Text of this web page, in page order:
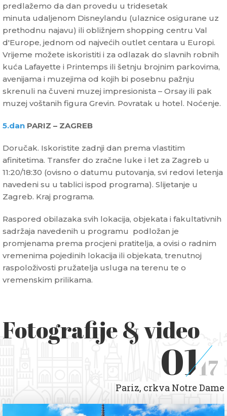
predlažemo da dan provedu u tridesetak
minuta udaljenom Disneylandu (ulaznice osigurane uz
prethodnu najavu) ili obližnjem shopping centru Val
d'Europe, jednom od najvećih outlet centara u Europi.
Vrijeme možete iskoristiti i za odlazak do slavnih robnih
kuća Lafayette i Printemps ili šetnju brojnim parkovima,
avenijama i muzejima od kojih bi posebnu pažnju
skrenuli na čuveni muzej impresionista – Orsay ili pak
muzej voštanih figura Grevin. Povratak u hotel. Noćenje.
5.dan PARIZ – ZAGREB
Doručak. Iskoristite zadnji dan prema vlastitim
afinitetima. Transfer do zračne luke i let za Zagreb u
11:20/18:30 (ovisno o datumu putovanja, svi redovi letenja
navedeni su u tablici ispod programa). Slijetanje u
Zagreb. Kraj programa.
Raspored obilazaka svih lokacija, objekata i fakultativnih
sadržaja navedenih u programu podložan je
promjenama prema procjeni pratitelja, a ovisi o radnim
vremenima pojedinih lokacija ili objekata, trenutnoj
raspoloživosti pružatelja usluga na terenu te o
vremenskim prilikama.
Fotografije & video
0117
Pariz, crkva Notre Dame